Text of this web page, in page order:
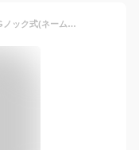
【リラックマ】タニエバー スタンペンGノック式(ネームペン 9mm丸) 浸透印 ネーム印 かわいい 可愛い 印鑑 ハンコ付きボールペン 認印 認め印 キャラクター プレゼント 入学祝 就職祝 ナース 看護師 ナース印鑑 グッズ 文房具 大人 向け サンビー